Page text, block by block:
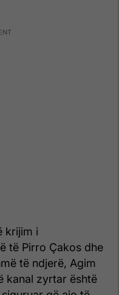
krijim i
të Pirro Çakos dhe
të ndjerë, Agim
kanal zyrtar është